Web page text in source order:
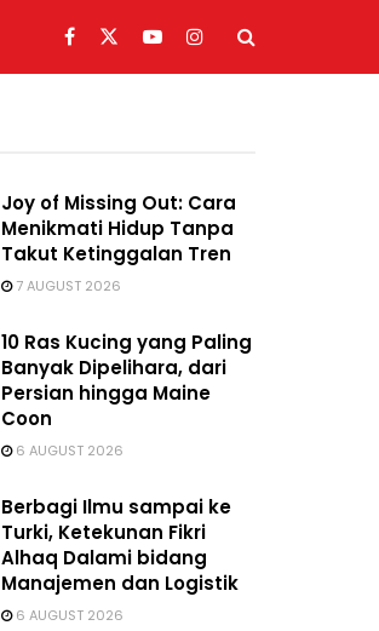
Joy of Missing Out: Cara
Menikmati Hidup Tanpa
Takut Ketinggalan Tren
7 AUGUST 2026
10 Ras Kucing yang Paling
Banyak Dipelihara, dari
Persian hingga Maine
Coon
6 AUGUST 2026
Berbagi Ilmu sampai ke
Turki, Ketekunan Fikri
Alhaq Dalami bidang
Manajemen dan Logistik
6 AUGUST 2026